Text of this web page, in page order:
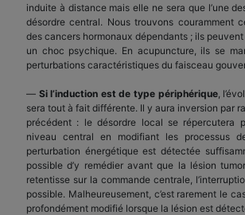
induite à distance mais elle ne sera que l’une
désordre central. Nous trouvons couramment
des cancers hormonaux dépendants ; ils
un choc psychique. En acupuncture, ils se
perturbations caractéristiques du faisceau
— Si l’induction est de type périphérique,
sera tout à fait différente. Il y aura inversion par
précédent : le désordre local se répercutera
niveau central en modifiant les processus
perturbation énergétique est détectée
possible d’y remédier avant que la lésion
retentisse sur la commande centrale,
possible. Malheureusement, c’est rarement le
profondément modifié lorsque la lésion est